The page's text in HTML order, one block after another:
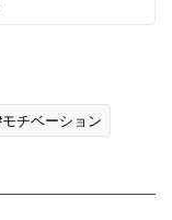
チベーション